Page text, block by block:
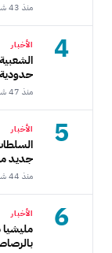
منذ 43 شهر
4 الأخبار
منذ 47 شهر
5 الأخبار
جديد
منذ 44 شهر
6 الأخبار